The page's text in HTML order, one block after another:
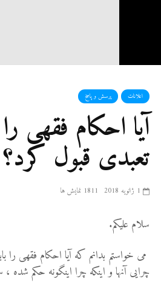
اعلانات پرسش و پاسخ
آیا احکام فقهی
تعبدی قبول کرد؟
1 ژانویه 2018 1811 نمایش ها
سلام علیکم.
می خواستم بدانم که آیا احکام فقهی
چرایی آنها و اینکه چرا اینگونه حکم شده